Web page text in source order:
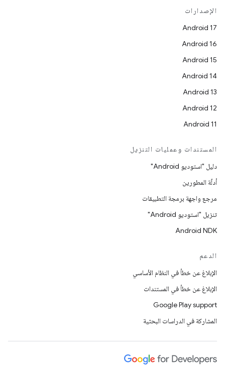
الإصدارات
Android 17
Android 16
Android 15
Android 14
Android 13
Android 12
Android 11
المستندات وعمليات التنزيل
دليل "استوديو Android"
أدلّة المطورين
مرجع واجهة برمجة التطبيقات
تنزيل "استوديو Android"
Android NDK
الدعم
الإبلاغ عن خطأ في النظام الأساسي
الإبلاغ عن خطأ في المستندات
Google Play support
المشاركة في الدراسات البحثية